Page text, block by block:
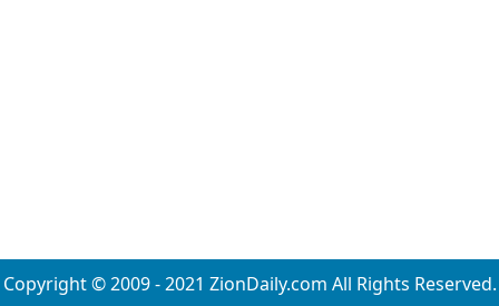
Copyright © 2009 - 2021 ZionDaily.com All Rights Reserved.